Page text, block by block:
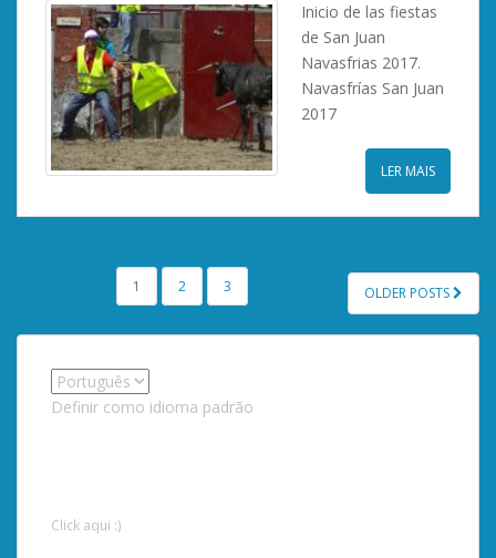
Inicio de las fiestas
de San Juan
Navasfrias 2017.
Navasfrías San Juan
2017
LER MAIS
PAGINAÇÃO
POSTAGENS
1 2 3 OLDER POSTS
Definir como idioma padrão
Click aqui :)